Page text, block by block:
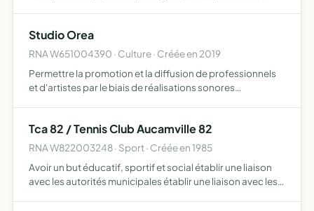
Compagnonnage…
Studio Orea
RNA W651004390 · Culture · Créée en 2019
Permettre la promotion et la diffusion de professionnels
et d'artistes par le biais de réalisations sonores
et …
Tca 82 / Tennis Club Aucamville 82
RNA W822003248 · Sport · Créée en 1985
Avoir un but éducatif, sportif et social établir une liaison
avec les autorités municipales établir une liaison avec les